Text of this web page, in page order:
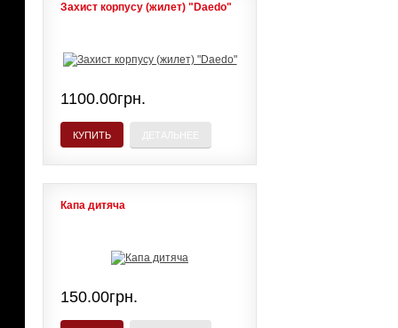
Захист корпусу (жилет) "Daedo"
1100.00грн.
КУПИТЬ
Капа дитяча
150.00грн.